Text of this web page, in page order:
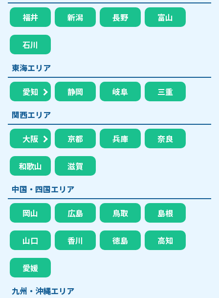
福井 新潟 長野 富山
石川
東海エリア
愛知 静岡 岐阜
三重
関西エリア
大阪 京都 兵庫 奈良
和歌山
滋賀
中国・四国エリア
岡山 広島 鳥取 島根
山口 香川 徳島 高知
愛媛
九州・沖縄エリア